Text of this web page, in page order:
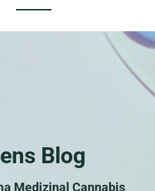
Blog
Medizinal Cannabis